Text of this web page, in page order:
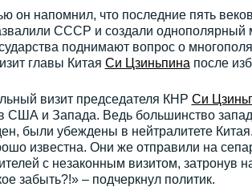
он напомнил, что последние пять
СССР и создали однополярный
поднимают вопрос о
главы Китая Си Цзиньпина после
визит председателя КНР Си
США и Запада. Ведь большинство
были убеждены в нейтралитете
известна. Они же отправили на
с незаконным визитом, затронув
забыть?!» – подчеркнул политик.